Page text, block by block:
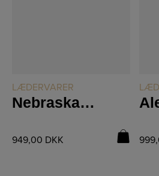
LÆS MERE
LÆDERVARER
Nebraska Skuldertaske
949,00 DKK